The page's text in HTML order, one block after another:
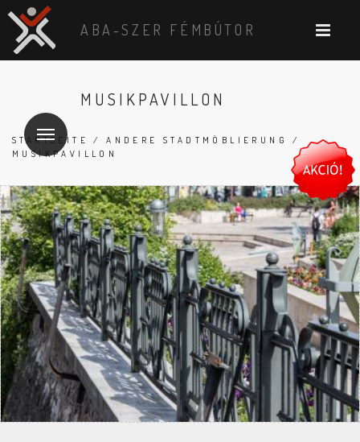
ABA-SZER FÉMBÚTOR
MUSIKPAVILLON
STARTSEITE /ANDERE STADTMÖBLIERUNG
/
MUSIKPAVILLON